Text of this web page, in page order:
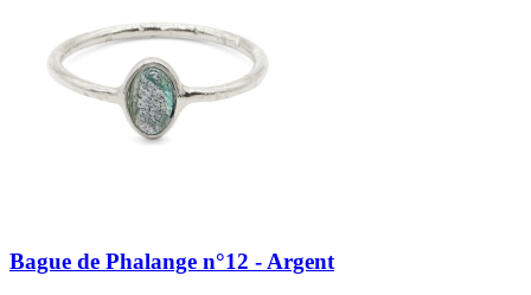
Bague de Phalange n°12 - Argent